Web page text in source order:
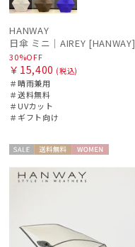
HANWAY
日傘 ミニ｜AIREY [HANWAY]
30%OFF
￥15,400 (税込)
＃晴雨兼用
＃送料無料
＃UVカット
＃ギフト向け
ル
料
N